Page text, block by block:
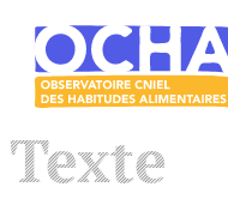
mangeur
Ocha
Texte